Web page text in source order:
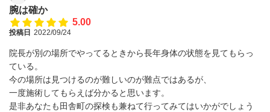
腕は確か
5.00
投稿日 2022/09/24
院長が別の場所でやってるときから長年身体の状態を見てもらっ
ている。
今の場所は見つけるのが難しいのが難点ではあるが、
一度施術してもらえば分かると思います。
是非あなたも田舎町の探検も兼ねて行ってみてはいかがでしょう